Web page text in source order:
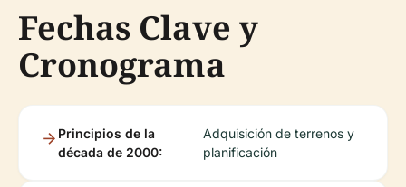
Fechas Clave y
Cronograma
Principios de la
década de 2000:
Adquisición de terrenos y
planificación